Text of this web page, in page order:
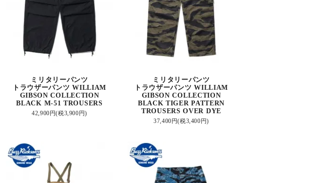
ミリタリーパンツ
トラウザーパンツ WILLIAM
GIBSON COLLECTION
BLACK M-51 TROUSERS
42,900円(税3,900円)
ミリタリーパンツ
トラウザーパンツ WILLIAM
GIBSON COLLECTION
BLACK TIGER PATTERN
TROUSERS OVER DYE
37,400円(税3,400円)